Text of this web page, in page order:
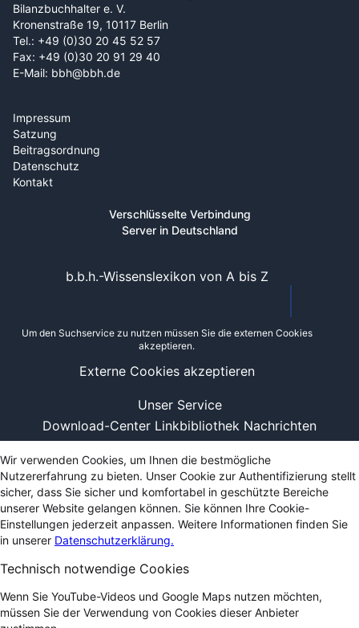
Bilanzbuchhalter e. V.
Kronenstraße 19, 10117 Berlin
Tel.: +49 (0)30 20 45 52 57
Fax: +49 (0)30 20 91 29 40
E-Mail: bbh@bbh.de
Impressum
Satzung
Beitragsordnung
Datenschutz
Kontakt
Verschlüsselte Verbindung
Server in Deutschland
Unser Service
Download-Center Linkbibliothek Nachrichten
b.b.h.-Wissenslexikon von A bis Z
Um den Suchservice zu nutzen müssen Sie die externen Cookies
akzeptieren.
Externe Cookies akzeptieren
Wir verwenden Cookies, um Ihnen die bestmögliche
Nutzererfahrung zu bieten. Unser Cookie zur Authentifizierung stellt
sicher, dass Sie sicher und komfortabel in geschützte Bereiche
unserer Website gelangen können. Sie können Ihre Cookie-
Einstellungen jederzeit anpassen. Weitere Informationen finden Sie
in unserer Datenschutzerklärung.
Technisch notwendige Cookies
Wenn Sie YouTube-Videos und Google Maps nutzen möchten,
müssen Sie der Verwendung von Cookies dieser Anbieter